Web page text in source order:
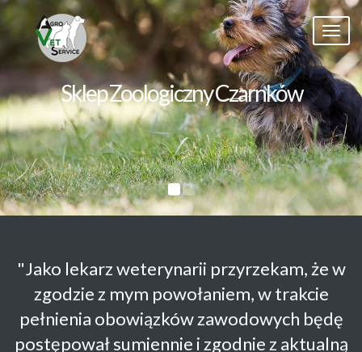
Menu
Sklep Zoologiczny Czarnków
"Jako lekarz weterynarii przyrzekam, że w
zgodzie z mym powołaniem, w trakcie
pełnienia obowiązków zawodowych będę
postępował sumiennie i zgodnie z aktualną